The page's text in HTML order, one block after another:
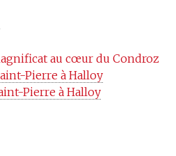
au cœur du Condroz
Pierre à Halloy
Pierre à Halloy